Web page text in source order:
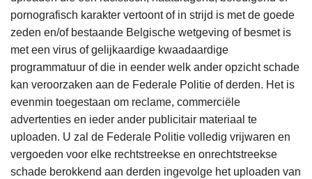
pornografisch karakter vertoont of in strijd is met de goede
zeden en/of bestaande Belgische wetgeving of besmet is
met een virus of gelijkaardige kwaadaardige
programmatuur of die in eender welk ander opzicht schade
kan veroorzaken aan de Federale Politie of derden. Het is
evenmin toegestaan om reclame, commerciële
advertenties en ieder ander publicitair materiaal te
uploaden. U zal de Federale Politie volledig vrijwaren en
vergoeden voor elke rechtstreekse en onrechtstreekse
schade berokkend aan derden ingevolge het uploaden van